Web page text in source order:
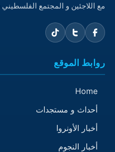
مع اللاجئين و المجتمع
روابط الموقع
Home
أحداث و مستجدات
أخبار الأونروا
أخبار النجوم